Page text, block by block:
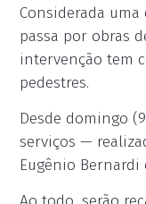
Considerada
passa por obras
intervenção tem
pedestres.
Desde domingo
serviços —
Eugênio